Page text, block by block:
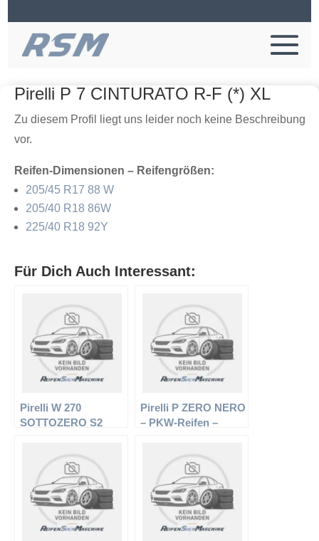
Pirelli P 7 CINTURATO R-F (*) XL
Zu diesem Profil liegt uns leider noch keine Beschreibung
vor.
Reifen-Dimensionen – Reifengrößen:
205/45 R17 88 W
205/40 R18 86W
225/40 R18 92Y
Für Dich Auch Interessant:
Pirelli W 270
SOTTOZERO S2
95W – Winterreifen
Pirelli P ZERO NERO
– PKW-Reifen –